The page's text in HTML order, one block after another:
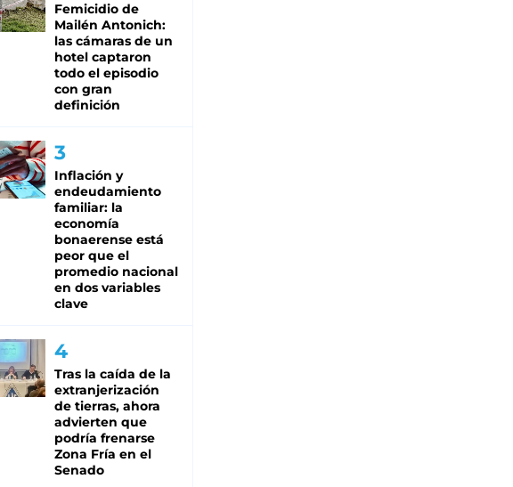
Femicidio de
Mailén Antonich:
las cámaras de un
hotel captaron
todo el episodio
con gran
definición
Inflación y
endeudamiento
familiar: la
economía
bonaerense está
peor que el
promedio nacional
en dos variables
clave
Tras la caída de la
extranjerización
de tierras, ahora
advierten que
podría frenarse
Zona Fría en el
Senado